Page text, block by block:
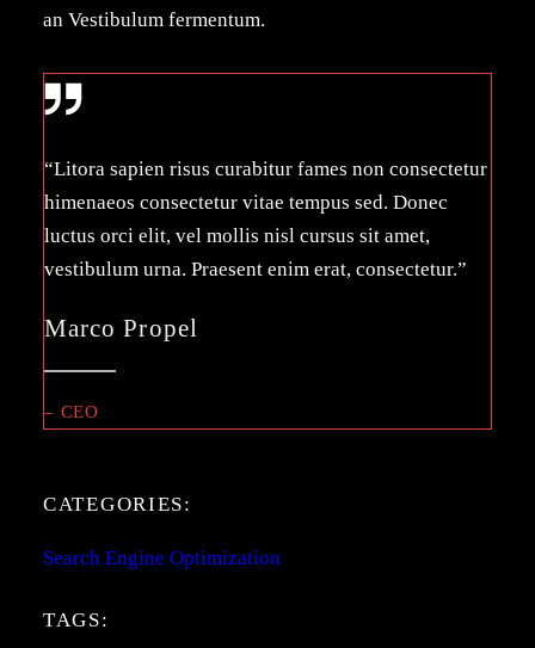
an Vestibulum fermentum.
“Litora sapien risus curabitur fames non consectetur
himenaeos consectetur vitae tempus sed. Donec
luctus orci elit, vel mollis nisl cursus sit amet,
vestibulum urna. Praesent enim erat, consectetur.”
Marco Propel
– CEO
CATEGORIES:
Search Engine Optimization
TAGS: